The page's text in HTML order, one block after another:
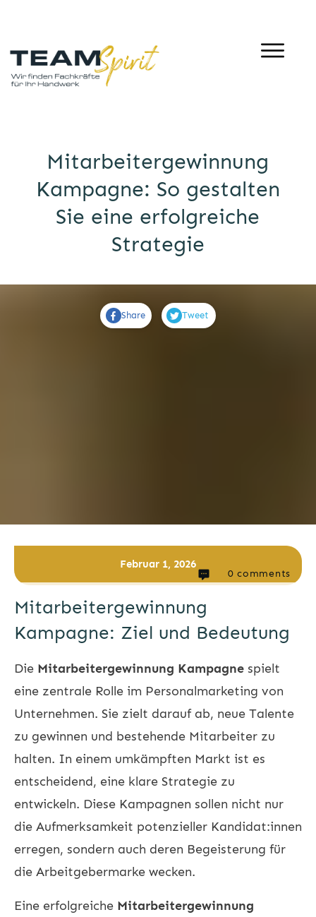
Mitarbeitergewinnung
Kampagne: So gestalten
Sie eine erfolgreiche
Strategie
Share Tweet
Februar 1, 2026
0 comments
Mitarbeitergewinnung
Kampagne: Ziel und Bedeutung
Die Mitarbeitergewinnung Kampagne spielt
eine zentrale Rolle im Personalmarketing von
Unternehmen. Sie zielt darauf ab, neue Talente
zu gewinnen und bestehende Mitarbeiter zu
halten. In einem umkämpften Markt ist es
entscheidend, eine klare Strategie zu
entwickeln. Diese Kampagnen sollen nicht nur
die Aufmerksamkeit potenzieller Kandidat:innen
erregen, sondern auch deren Begeisterung für
die Arbeitgebermarke wecken.
Eine erfolgreiche Mitarbeitergewinnung